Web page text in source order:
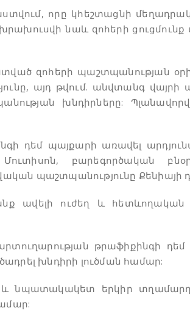
որը կհեշտացնի
նաև զոհերի
զոհերի պաշտպանության
այդ թվում. անվտանգ վայրի
խնդիրները:
դեմ պայքարի առավել
բարեգործական
պաշտպանությունը Քենիայի
ավելի ուժեղ և հետևողական
թրաֆիքինգի դեմ
խնդիրի լուծման համար:
և նպատակակետ երկիր